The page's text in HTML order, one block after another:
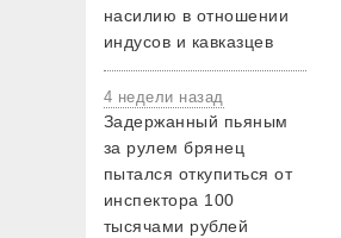
насилию в отношении
индусов и кавказцев
4 недели назад
Задержанный пьяным
за рулем брянец
пытался откупиться от
инспектора 100
тысячами рублей